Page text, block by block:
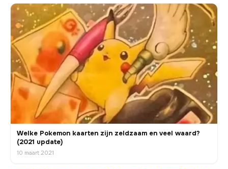
Welke Pokemon kaarten zijn zeldzaam en veel waard?
(2021 update)
10 maart 2021